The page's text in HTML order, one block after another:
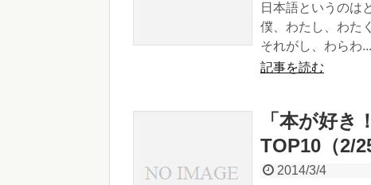
日本語というのは
僕、わたし、わた
それがし、わらわ...
記事を読む
「本が好
TOP10（2/
2014/3/4